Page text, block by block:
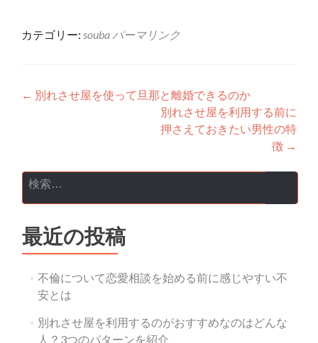
カテゴリー: souba パーマリンク
投稿ナビゲーション
← 別れさせ屋を使って旦那と離婚できるのか
別れさせ屋を利用する前に
押さえておきたい男性の特
徴 →
検索:
最近の投稿
不倫について恋愛相談を始める前に感じやすい不
安とは
別れさせ屋を利用するのがおすすめなのはどんな
人？3つのパターンを紹介